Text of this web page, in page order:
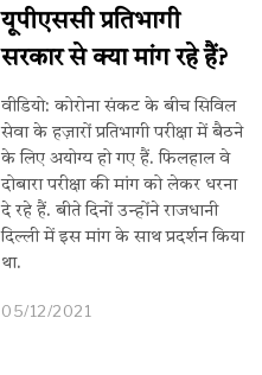
यूपीएससी प्रतिभागी
सरकार से क्या मांग रहे हैं?
वीडियो: कोरोना संकट के बीच सिविल
सेवा के हज़ारों प्रतिभागी परीक्षा में बैठने
के लिए अयोग्य हो गए हैं. फिलहाल वे
दोबारा परीक्षा की मांग को लेकर धरना
दे रहे हैं. बीते दिनों उन्होंने राजधानी
दिल्ली में इस मांग के साथ प्रदर्शन किया
था.
05/12/2021